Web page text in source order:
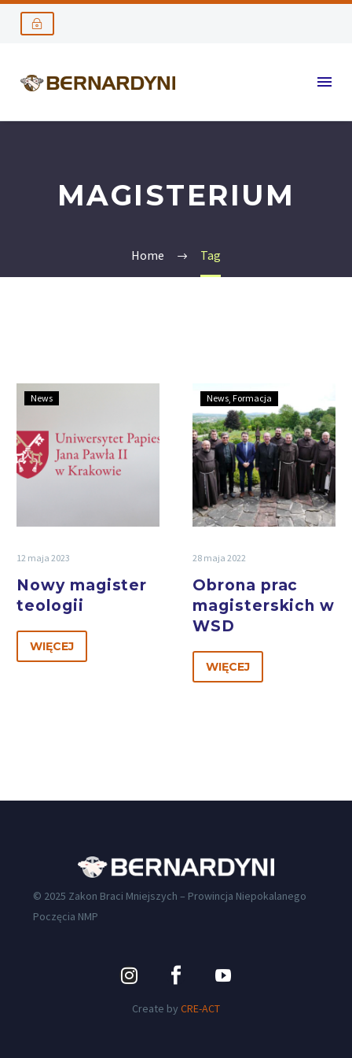
MAGISTERIUM
Home Tag
News
12 maja 2023
Nowy magister
teologii
WIĘCEJ
News Formacja
28 maja 2022
Obrona prac
magisterskich w
WSD
WIĘCEJ
© 2025 Zakon Braci Mniejszych – Prowincja Niepokalanego
Poczęcia NMP
Create by CRE-ACT